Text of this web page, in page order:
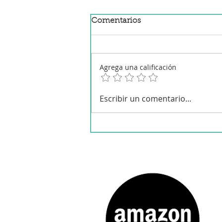
Mermelada de frutos rojos
Comentarios
Agrega una calificación
Escribir un comentario...